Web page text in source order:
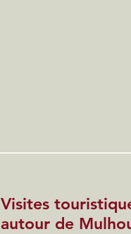
Visites
autour de